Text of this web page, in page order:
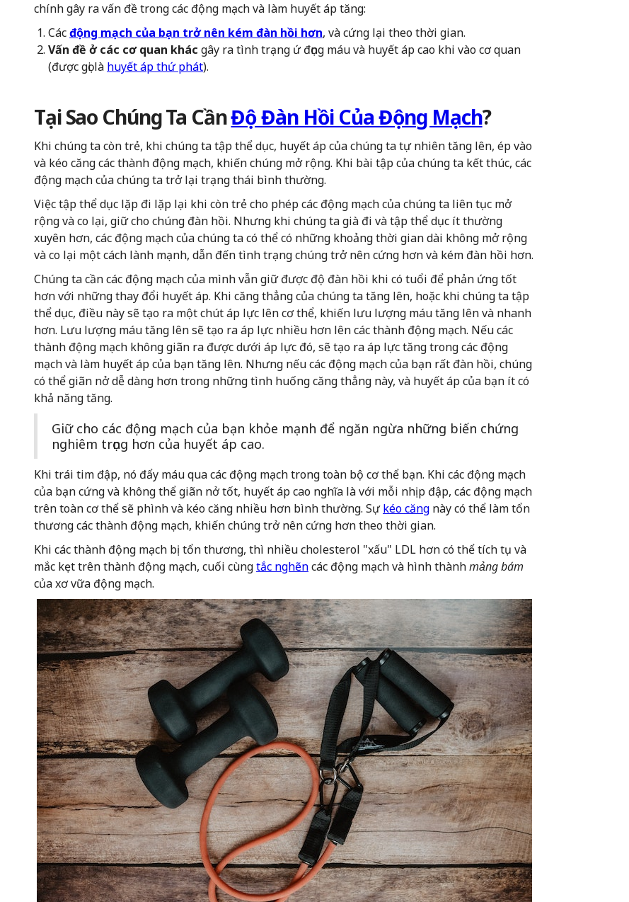
chính gây ra vấn đề trong các động mạch và làm huyết áp tăng:
Cácđộng mạch của bạn trở nên kém đàn hồi hơn, và cứng lại theo thời gian.
Vấn đề ở các cơ quan khác gây ra tình trạng ứ đọng máu và huyết áp cao khi vào cơ quan
(được gọi là huyết áp thứ phát).
Tại Sao Chúng Ta CầnĐộ Đàn Hồi Của Động Mạch?
Khi chúng ta còn trẻ, khi chúng ta tập thể dục, huyết áp của chúng ta tự nhiên tăng lên, ép vào
và kéo căng các thành động mạch, khiến chúng mở rộng. Khi bài tập của chúng ta kết thúc, các
động mạch của chúng ta trở lại trạng thái bình thường.
Việc tập thể dục lặp đi lặp lại khi còn trẻ cho phép các động mạch của chúng ta liên tục mở
rộng và co lại, giữ cho chúng đàn hồi. Nhưng khi chúng ta già đi và tập thể dục ít thường
xuyên hơn, các động mạch của chúng ta có thể có những khoảng thời gian dài không mở rộng
và co lại một cách lành mạnh, dẫn đến tình trạng chúng trở nên cứng hơn và kém đàn hồi hơn.
Chúng ta cần các động mạch của mình vẫn giữ được độ đàn hồi khi có tuổi để phản ứng tốt
hơn với những thay đổi huyết áp. Khi căng thẳng của chúng ta tăng lên, hoặc khi chúng ta tập
thể dục, điều này sẽ tạo ra một chút áp lực lên cơ thể, khiến lưu lượng máu tăng lên và nhanh
hơn. Lưu lượng máu tăng lên sẽ tạo ra áp lực nhiều hơn lên các thành động mạch. Nếu các
thành động mạch không giãn ra được dưới áp lực đó, sẽ tạo ra áp lực tăng trong các động
mạch và làm huyết áp của bạn tăng lên. Nhưng nếu các động mạch của bạn rất đàn hồi, chúng
có thể giãn nở dễ dàng hơn trong những tình huống căng thẳng này, và huyết áp của bạn ít có
khả năng tăng.
Giữ cho các động mạch của bạn khỏe mạnh để ngăn ngừa những biến chứng
nghiêm trọng hơn của huyết áp cao.
Khi trái tim đập, nó đẩy máu qua các động mạch trong toàn bộ cơ thể bạn. Khi các động mạch
của bạn cứng và không thể giãn nở tốt, huyết áp cao nghĩa là với mỗi nhịp đập, các động mạch
trên toàn cơ thể sẽ phình và kéo căng nhiều hơn bình thường. Sựkéo căngnày có thể làm tổn
thương các thành động mạch, khiến chúng trở nên cứng hơn theo thời gian.
Khi các thành động mạch bị tổn thương, thì nhiều cholesterol "xấu" LDL hơn có thể tích tụ và
mắc kẹt trên thành động mạch, cuối cùngtắc nghẽncác động mạch và hình thànhmảng bám
của xơ vữa động mạch.